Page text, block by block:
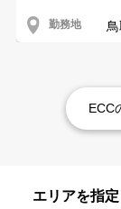
勤務地
ECC
エリアを指